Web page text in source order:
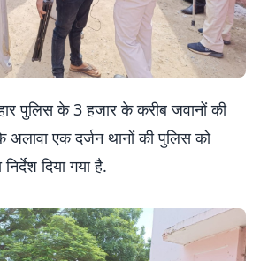
पुलिस के 3 हजार के करीब जवानों की
अलावा एक दर्जन थानों की पुलिस को
दिया गया है.